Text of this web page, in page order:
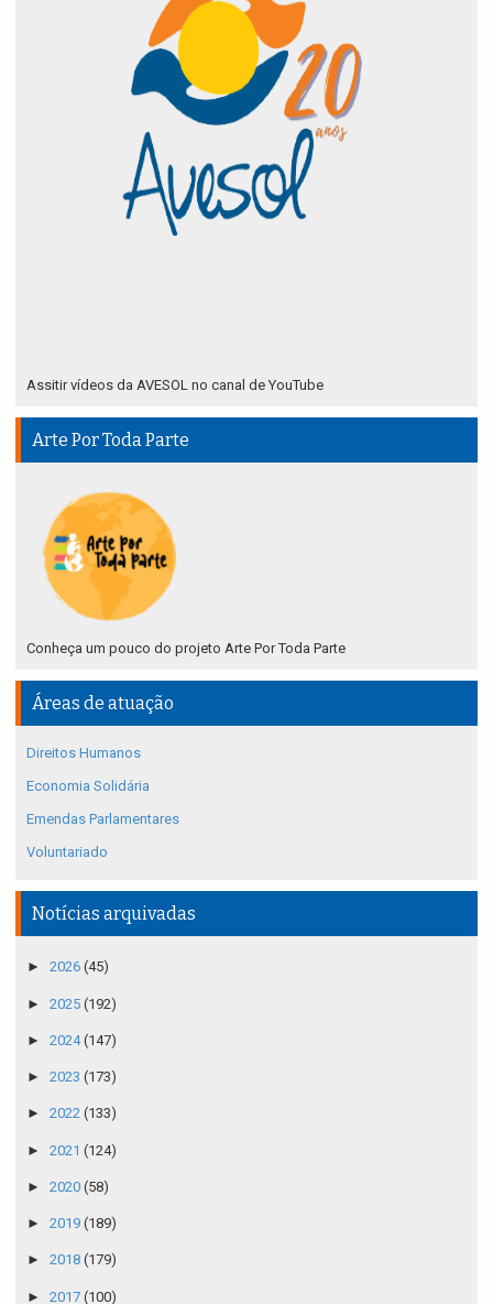
Assitir vídeos da AVESOL no canal de YouTube
Arte Por Toda Parte
Conheça um pouco do projeto Arte Por Toda Parte
Áreas de atuação
Direitos Humanos
Economia Solidária
Emendas Parlamentares
Voluntariado
Notícias arquivadas
► 2026 (45)
► 2025 (192)
► 2024(147)
► 2023 (173)
► 2022 (133)
► 2021 (124)
► 2020 (58)
► 2019 (189)
► 2018 (179)
► 2017 (100)